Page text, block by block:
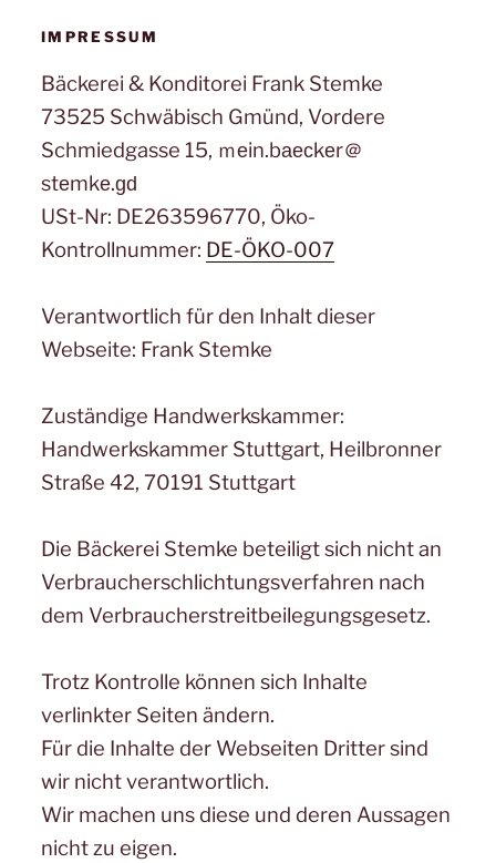
IMPRESSUM
Bäckerei & Konditorei Frank Stemke
73525 Schwäbisch Gmünd, Vordere
Schmiedgasse 15, ｍеin.bаеϲkеr＠
stеmkе.ɡԁ
USt-Nr: DE263596770, Öko-
Kontrollnummer: DE-ÖKO-007
Verantwortlich für den Inhalt dieser
Webseite: Frank Stemke
Zuständige Handwerkskammer:
Handwerkskammer Stuttgart, Heilbronner
Straße 42, 70191 Stuttgart
Die Bäckerei Stemke beteiligt sich nicht an
Verbraucherschlichtungsverfahren nach
dem Verbraucherstreitbeilegungsgesetz.
Trotz Kontrolle können sich Inhalte
verlinkter Seiten ändern.
Für die Inhalte der Webseiten Dritter sind
wir nicht verantwortlich.
Wir machen uns diese und deren Aussagen
nicht zu eigen.